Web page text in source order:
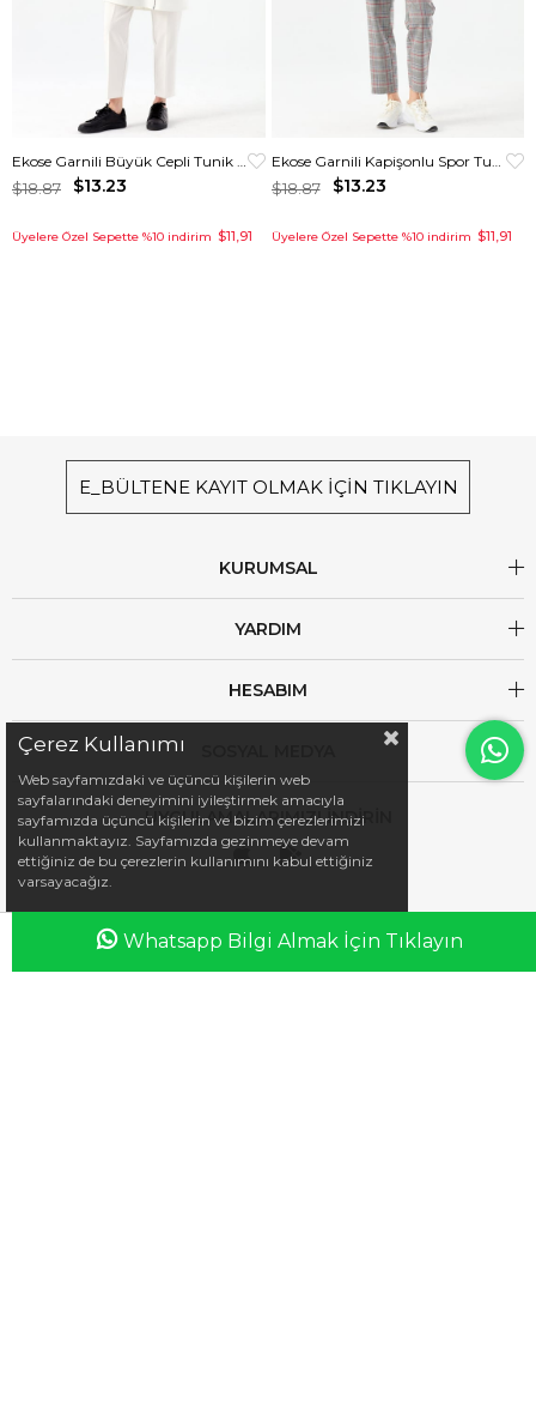
$13.23
$18.87
Üyelere Özel Sepette %10 indirim $11,91
$13.23
$18.87
Üyelere Özel Sepette %10 indirim $11,91
E_BÜLTENE KAYIT OLMAK İÇİN TIKLAYIN
KURUMSAL
YARDIM
HESABIM
UYGULAMALARIMIZI İNDİRİN
Whatsapp Bilgi Almak İçin Tıklayın
Çerez Kullanımı
Web sayfamızdaki ve üçüncü kişilerin web
sayfalarındaki deneyimini iyileştirmek amacıyla
sayfamızda üçüncü kişilerin ve bizim çerezlerimizi
kullanmaktayız. Sayfamızda gezinmeye devam
ettiğiniz de bu çerezlerin kullanımını kabul ettiğiniz
varsayacağız.
Anasayfa Favorilerim Sepetim Üye Girişi